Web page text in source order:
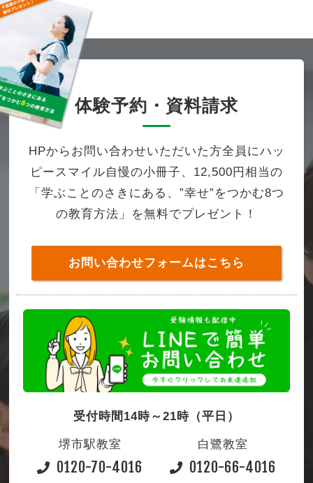
体験予約・資料請求
HPからお問い合わせいただいた方全員にハッ
ピースマイル自慢の小冊子、12,500円相当の
「学ぶことのさきにある、”幸せ”をつかむ8つ
の教育方法」を無料でプレゼント！
お問い合わせフォームはこちら
受付時間14時～21時（平日）
堺市駅教室
0120-70-4016
白鷺教室
0120-66-4016